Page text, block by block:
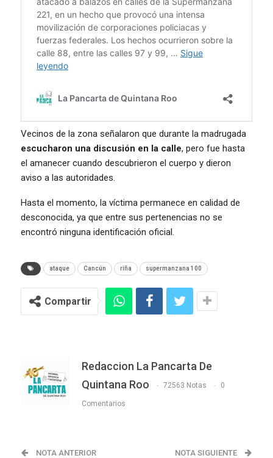
Vecinos de la zona señalaron que durante la madrugada
escucharon una discusión en la calle, pero fue hasta
el amanecer cuando descubrieron el cuerpo y dieron
aviso a las autoridades.
Hasta el momento, la víctima permanece en calidad de
desconocida, ya que entre sus pertenencias no se
encontró ninguna identificación oficial.
ataque Cancún riña supermanzana 100
Compartir
Redaccion La Pancarta De
Quintana Roo
72563 Notas 0
Comentarios
NOTA ANTERIOR NOTA SIGUIENTE